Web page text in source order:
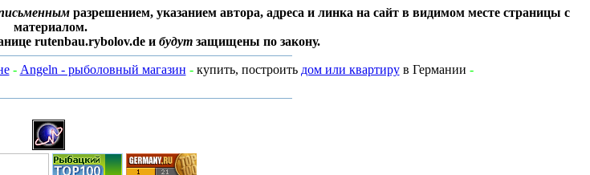
разрешением, указанием автора, адреса и линка на сайт в видимом месте страницы с
материалом.
rutenbau.rybolov.de и будутзащищены по закону.
- Angeln - рыболовный магазин - купить, построить дом или квартирув Германии -